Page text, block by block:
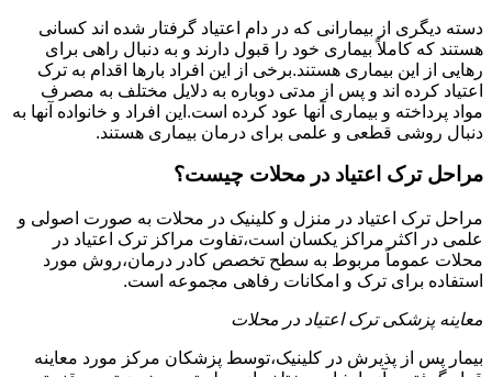
دسته دیگری از بیمارانی که در دام اعتیاد گرفتار شده اند کسانی
هستند که کاملاً بیماری خود را قبول دارند و به دنبال راهی برای
رهایی از این بیماری هستند.برخی از این افراد بارها اقدام به ترک
اعتیاد کرده اند و پس از مدتی دوباره به دلایل مختلف به مصرف
مواد پرداخته و بیماری آنها عود کرده است.این افراد و خانواده آنها به
دنبال روشی قطعی و علمی برای درمان بیماری هستند.
مراحل ترک اعتیاد در محلات چیست؟
مراحل ترک اعتیاد در منزل و کلینیک در محلات به صورت اصولی و
علمی در اکثر مراکز یکسان است،تفاوت مراکز ترک اعتیاد در
محلات عموماً مربوط به سطح تخصص کادر درمان،روش مورد
استفاده برای ترک و امکانات رفاهی مجموعه است.
معاینه پزشکی ترک اعتیاد در محلات
بیمار پس از پذیرش در کلینیک،توسط پزشکان مرکز مورد معاینه